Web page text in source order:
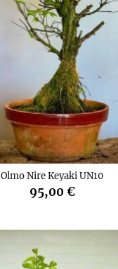
Olmo Nire Keyaki UN10
95,00 €